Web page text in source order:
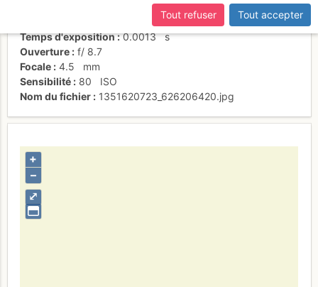
individuel (CC by-nc-nd)
OLYMPUS IMAGING CORP. SZ-30MR
Temps d'exposition
0.0013 s
Ouverture
f/ 8.7
Focale
4.5
mm
Sensibilité
80
ISO
Nom du fichier
1351620723_626206420.jpg
⤢
+
–
Tout refuser
Tout accepter